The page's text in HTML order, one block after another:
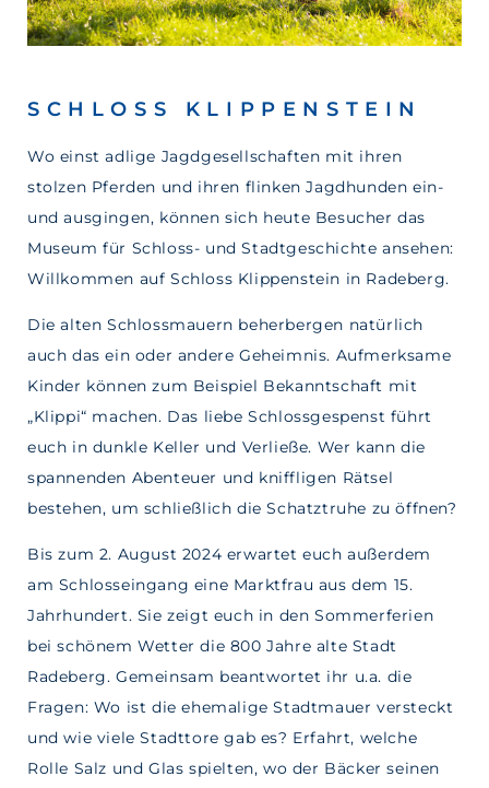
SCHLOSS KLIPPENSTEIN
Wo einst adlige Jagdgesellschaften mit ihren
stolzen Pferden und ihren flinken Jagdhunden ein-
und ausgingen, können sich heute Besucher das
Museum für Schloss- und Stadtgeschichte ansehen:
Willkommen auf Schloss Klippenstein in Radeberg.
Die alten Schlossmauern beherbergen natürlich
auch das ein oder andere Geheimnis. Aufmerksame
Kinder können zum Beispiel Bekanntschaft mit
„Klippi“ machen. Das liebe Schlossgespenst führt
euch in dunkle Keller und Verließe. Wer kann die
spannenden Abenteuer und kniffligen Rätsel
bestehen, um schließlich die Schatztruhe zu öffnen?
Bis zum 2. August 2024 erwartet euch außerdem
am Schlosseingang eine Marktfrau aus dem 15.
Jahrhundert. Sie zeigt euch in den Sommerferien
bei schönem Wetter die 800 Jahre alte Stadt
Radeberg. Gemeinsam beantwortet ihr u.a. die
Fragen: Wo ist die ehemalige Stadtmauer versteckt
und wie viele Stadttore gab es? Erfahrt, welche
Rolle Salz und Glas spielten, wo der Bäcker seinen